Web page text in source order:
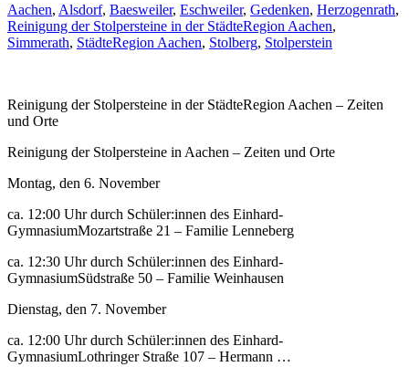
Aachen, Alsdorf, Baesweiler, Eschweiler, Gedenken, Herzogenrath,
Reinigung der Stolpersteine in der StädteRegion Aachen,
Simmerath, StädteRegion Aachen, Stolberg, Stolperstein
Reinigung der Stolpersteine in der StädteRegion Aachen – Zeiten
und Orte
Reinigung der Stolpersteine in Aachen – Zeiten und Orte
Montag, den 6. November
ca. 12:00 Uhr durch Schüler:innen des Einhard-
GymnasiumMozartstraße 21 – Familie Lenneberg
ca. 12:30 Uhr durch Schüler:innen des Einhard-
GymnasiumSüdstraße 50 – Familie Weinhausen
Dienstag, den 7. November
ca. 12:00 Uhr durch Schüler:innen des Einhard-
GymnasiumLothringer Straße 107 – Hermann …